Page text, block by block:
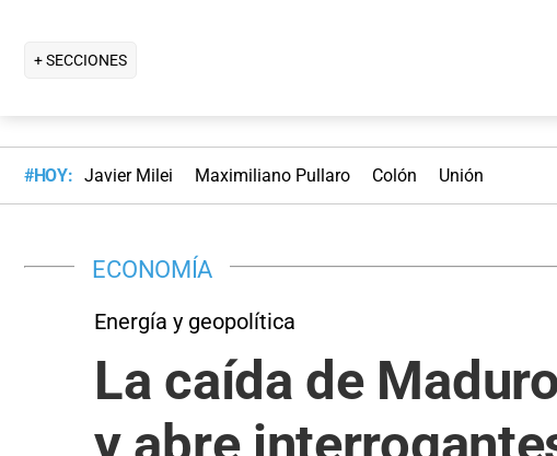
+ SECCIONES
#HOY: Javier Milei Maximiliano Pullaro Colón Unión
ECONOMÍA
Energía y geopolítica
La caída de